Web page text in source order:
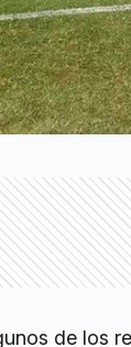
de los